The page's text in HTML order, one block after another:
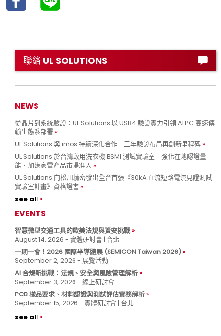
聯絡 UL SOLUTIONS
NEWS
從晶片到系統驗證：UL Solutions 以 USB4 驗證實力引領 AI PC 高速傳
輸生態系部署
UL Solutions 與 imos 持續深化合作 三年驗證布局再創新里程碑
UL Solutions 於台灣啟用洗衣機 BSMI 測試實驗室 強化在地認證量
能、加速家電產品市場准入
UL Solutions 向松川精密發出全台首張《30kA 直流短路電流見證測試
實驗室計畫》資格證書
see all
EVENTS
智慧微型交通工具的歐美法規與資安挑戰
August 14, 2026 - 實體研討會 | 台北
一期一會！2026 國際半導體展 (SEMICON Taiwan 2026)
September 2, 2026 - 展覽活動
AI 合規新挑戰：法規、安全與風險管理解析
September 3, 2026 - 線上研討會
PCB 樣品要求、材料認證與測試評估實務解析
September 15, 2026 - 實體研討會 | 台北
see all